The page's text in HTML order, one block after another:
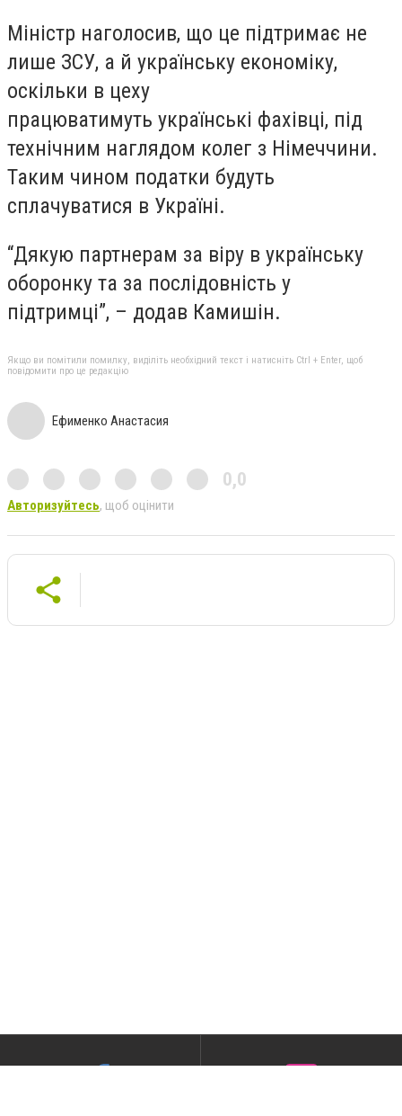
Міністр наголосив, що це підтримає не
лише ЗСУ, а й українську економіку,
оскільки в цеху
працюватимуть українські фахівці, під
технічним наглядом колег з Німеччини.
Таким чином податки будуть
сплачуватися в Україні.
“Дякую партнерам за віру в українську
оборонку та за послідовність у
підтримці”, – додав Камишін.
Якщо ви помітили помилку, виділіть необхідний текст і натисніть Ctrl + Enter, щоб
повідомити про це редакцію
Ефименко Анастасия
0,0
Авторизуйтесь, щоб оцінити